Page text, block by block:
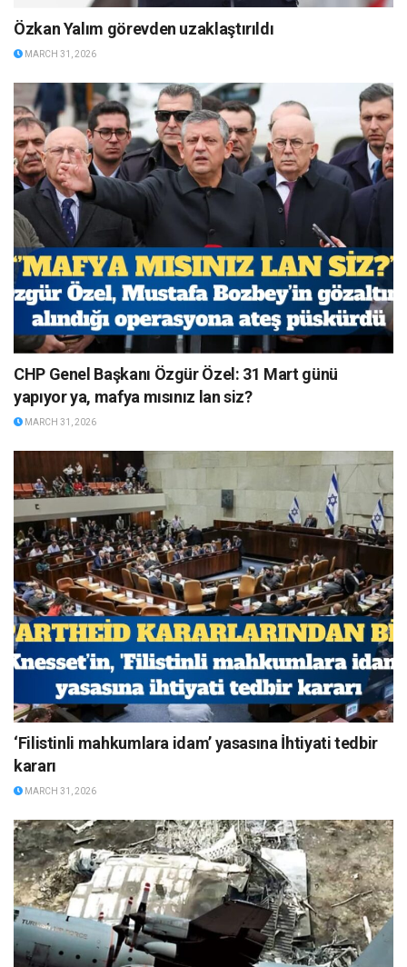
Özkan Yalım görevden uzaklaştırıldı
MARCH 31, 2026
CHP Genel Başkanı Özgür Özel: 31 Mart günü
yapıyor ya, mafya mısınız lan siz?
MARCH 31, 2026
‘Filistinli mahkumlara idam’ yasasına İhtiyati tedbir
kararı
MARCH 31, 2026